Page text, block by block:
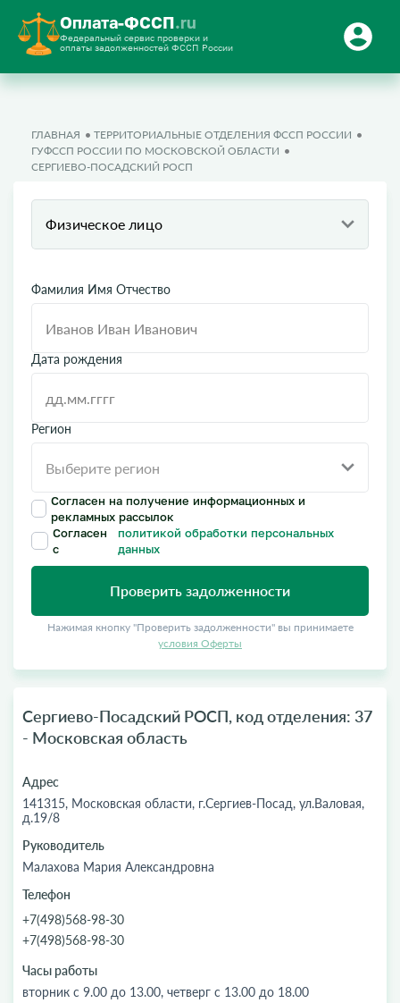
Оплата-ФССП.ru
Федеральный сервис проверки и
оплаты задолженностей ФССП России
ГЛАВНАЯ
ТЕРРИТОРИАЛЬНЫЕ ОТДЕЛЕНИЯ ФССП РОССИИ
ГУФССП РОССИИ ПО МОСКОВСКОЙ ОБЛАСТИ
СЕРГИЕВО-ПОСАДСКИЙ РОСП
Физическое лицо
Фамилия Имя Отчество
Дата рождения
Регион
Согласен на получение информационных и
рекламных рассылок
Согласен
с
политикой обработки персональных
данных
Проверить задолженности
Нажимая кнопку "Проверить задолженности" вы принимаете
условия Оферты
Сергиево-Посадский РОСП, код отделения: 37
- Московская область
Адрес
141315, Московская области, г.Сергиев-Посад, ул.Валовая,
д.19/8
Руководитель
Малахова Мария Александровна
Телефон
+7(498)568-98-30
+7(498)568-98-30
Часы работы
вторник с 9.00 до 13.00, четверг с 13.00 до 18.00